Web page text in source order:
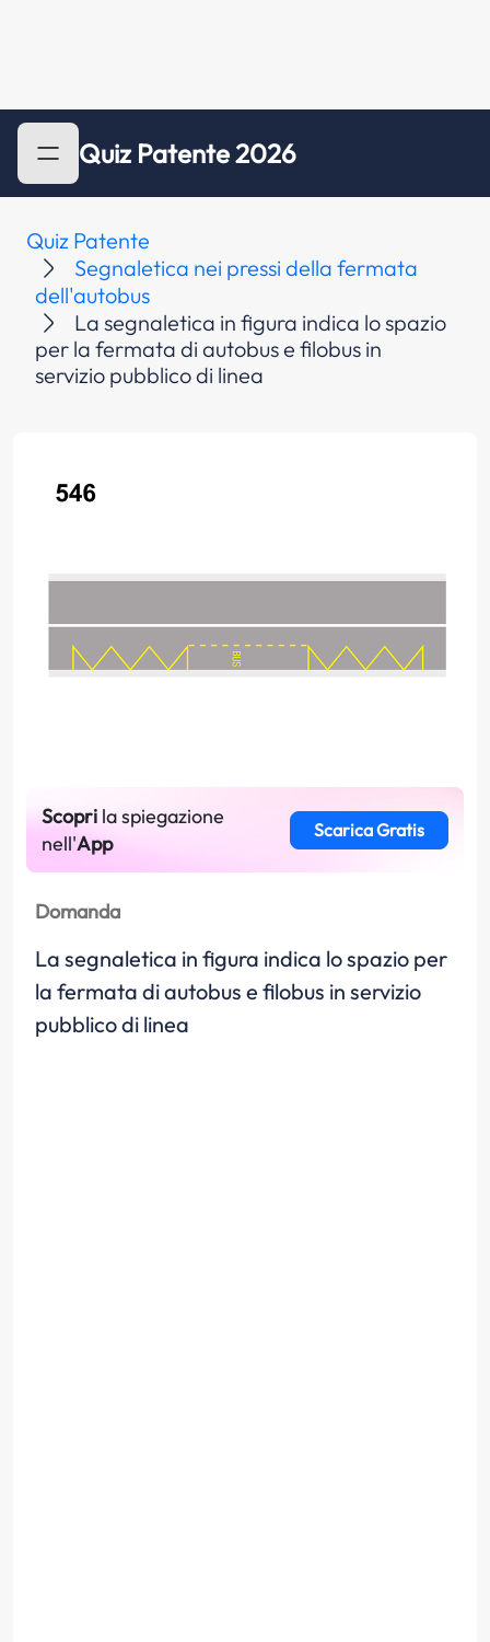
Quiz Patente 2026
Quiz Patente
Segnaletica nei pressi della fermata
dell'autobus
La segnaletica in figura indica lo spazio
per la fermata di autobus e filobus in
servizio pubblico di linea
Scopri la spiegazione
nell'App
Scarica Gratis
Domanda
La segnaletica in figura indica lo spazio per
la fermata di autobus e filobus in servizio
pubblico di linea